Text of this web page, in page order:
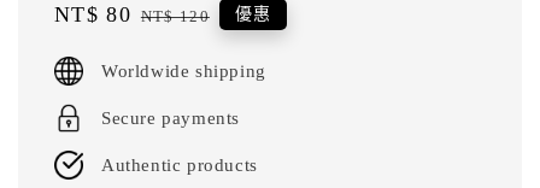
Sale
NT$ 80 Regular
NT$ 120 優惠
Worldwide shipping
Secure payments
Authentic products